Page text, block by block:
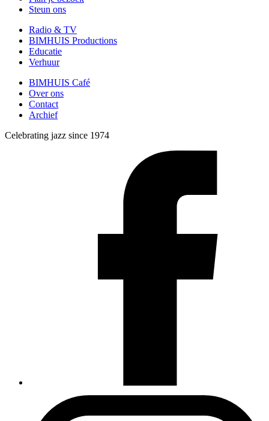
Steun ons
Radio & TV
BIMHUIS Productions
Educatie
Verhuur
BIMHUIS Café
Over ons
Contact
Archief
Celebrating jazz since 1974